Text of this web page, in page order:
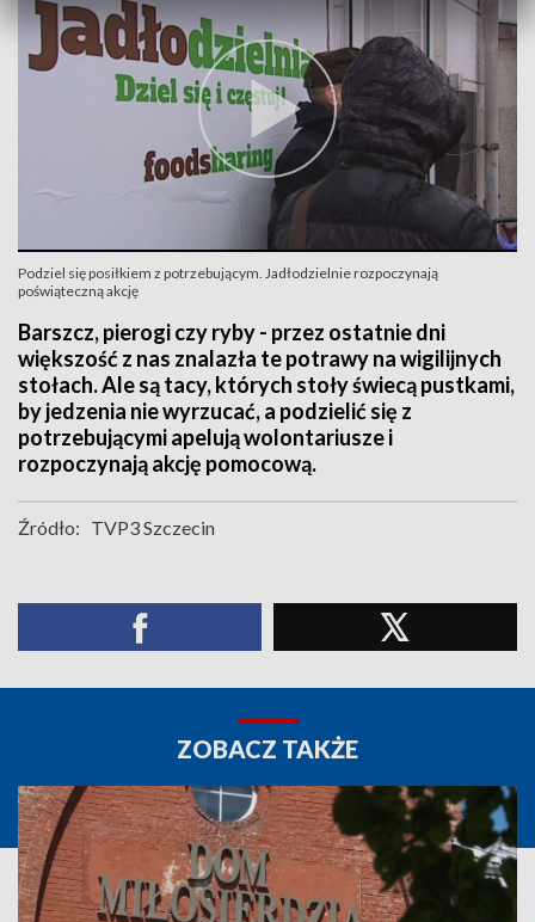
Podziel się posiłkiem z potrzebującym. Jadłodzielnie rozpoczynają
poświąteczną akcję
Barszcz, pierogi czy ryby - przez ostatnie dni
większość z nas znalazła te potrawy na wigilijnych
stołach. Ale są tacy, których stoły świecą pustkami,
by jedzenia nie wyrzucać, a podzielić się z
potrzebującymi apelują wolontariusze i
rozpoczynają akcję pomocową.
Źródło: TVP3 Szczecin
ZOBACZ TAKŻE